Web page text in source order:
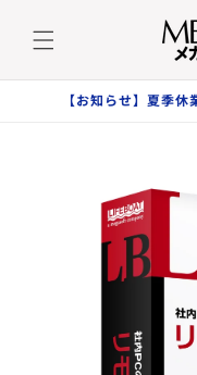
進む
【お知らせ】夏季